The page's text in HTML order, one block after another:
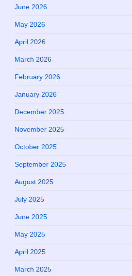
June 2026
May 2026
April 2026
March 2026
February 2026
January 2026
December 2025
November 2025
October 2025
September 2025
August 2025
July 2025
June 2025
May 2025
April 2025
March 2025